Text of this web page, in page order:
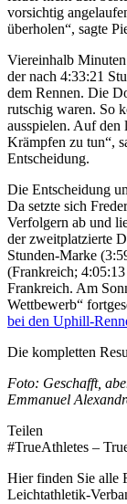
vorsichtig
überholen“, sagte
Viereinhalb
der nach 4:33:21
dem Rennen. Die
rutschig waren. So
ausspielen. Auf den
Krämpfen zu tun“,
Entscheidung.
Die Entscheidung
Da setzte sich
Verfolgern ab und
der zweitplatzierte
Stunden-Marke
(Frankreich;
Frankreich. Am
Wettbewerb“
bei den Uphill-
Die kompletten
Foto: Geschafft,
Emmanuel
Teilen
#TrueAthletes –
Hier finden Sie alle
Leichtathletik-